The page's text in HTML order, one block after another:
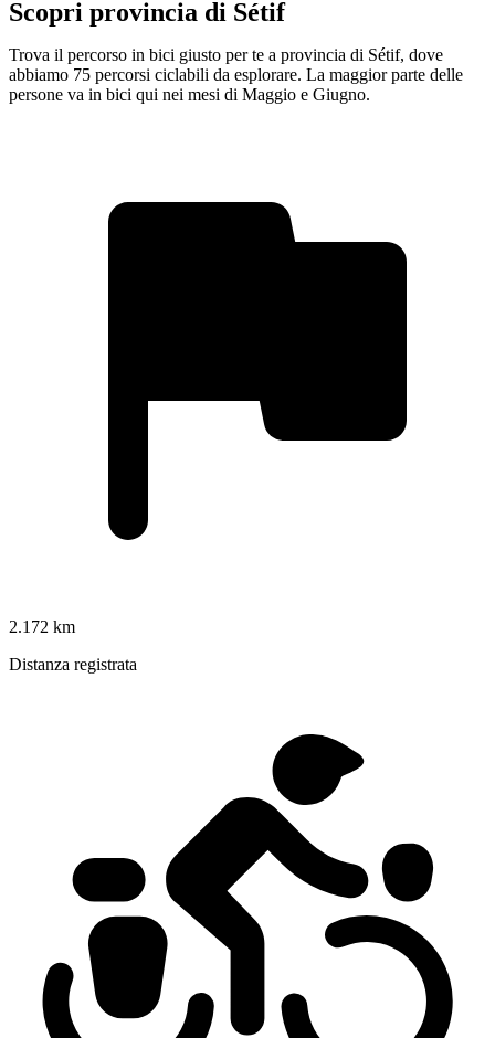
Scopri provincia di Sétif
Trova il percorso in bici giusto per te a provincia di Sétif, dove
abbiamo 75 percorsi ciclabili da esplorare. La maggior parte delle
persone va in bici qui nei mesi di Maggio e Giugno.
2.172 km
Distanza registrata